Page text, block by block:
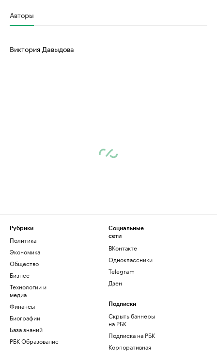
Авторы
Виктория Давыдова
Рубрики
Политика
Экономика
Общество
Бизнес
Технологии и
медиа
Финансы
Биографии
База знаний
РБК Образование
Социальные
сети
ВКонтакте
Одноклассники
Telegram
Дзен
Подписки
Скрыть баннеры
на РБК
Подписка на РБК
Корпоративная